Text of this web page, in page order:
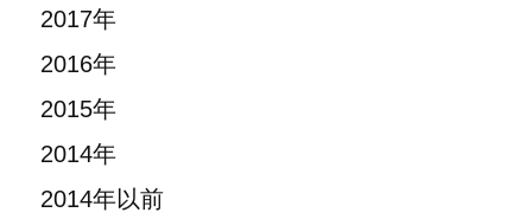
2017年
2016年
2015年
2014年
2014年以前